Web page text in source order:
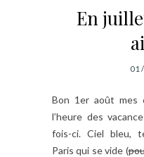
En
Bon 1er août mes
l’heure des
fois-ci. Ciel bleu,
Paris qui se vide (